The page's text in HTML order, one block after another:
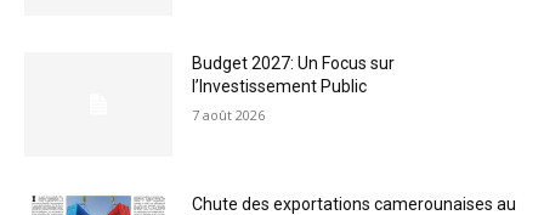
Budget 2027: Un Focus sur
l’Investissement Public
7 août 2026
Chute des exportations camerounaises au